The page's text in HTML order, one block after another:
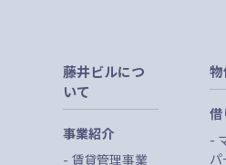
藤井ビルにつ
いて
事業紹介
賃貸管理事業
借
パ